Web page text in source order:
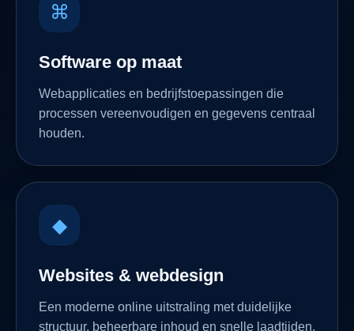
Software op maat
processen vereenvoudigen en gegevens centraal
houden.
◆
Websites & webdesign
structuur, beheerbare inhoud en snelle laadtijden.